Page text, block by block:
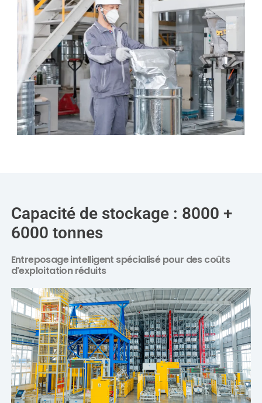
Capacité de stockage : 8000 +
6000 tonnes
Entreposage intelligent spécialisé pour des coûts
d'exploitation réduits